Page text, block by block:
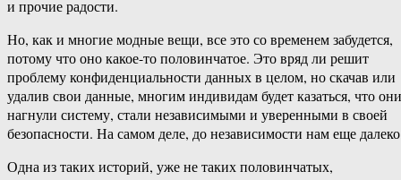
и прочие радости.
Но, как и многие модные вещи, все это со временем забудется,
потому что оно какое-то половинчатое. Это вряд ли решит
проблему конфиденциальности данных в целом, но скачав или
удалив свои данные, многим индивидам будет казаться, что они
нагнули систему, стали независимыми и уверенными в своей
безопасности. На самом деле, до независимости нам еще
Одна из таких историй, уже не таких половинчатых,